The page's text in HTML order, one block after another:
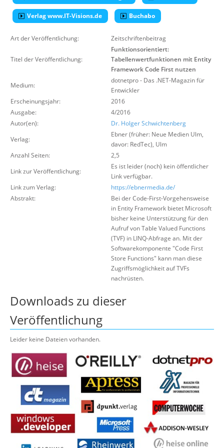
Über uns
Suche
Verlag www.IT-Visions.de Buchabo
Art der Veröffentlichung: Zeitschriftenbeitrag
Titel der Veröffentlichung:
Funktionsorientiert:
Tabellenwertfunktionen mit Entity
Framework Code First nutzen
Medium:
dotnetpro - Das .NET-Magazin für
Entwickler
Erscheinungsjahr:
2016
Ausgabe:
4/2016
Autor(en):
Dr. Holger Schwichtenberg
Verlag:
Ebner (früher: Neue Medien Ulm,
davor: RedTec), Ulm
Anzahl Seiten:
2,5
Link zur Veröffentlichung:
Es ist leider (noch) kein öffentlicher
Link verfügbar.
Link zum Verlag:
https://ebnermedia.de/
Abstrakt:
Bei der Code-First-Vorgehensweise
in Entity Framework bietet Microsoft
bisher keine Unterstützung für den
Aufruf von Table Valued Functions
(TVF) in LINQ-Abfrage an. Mit der
Softwarekomponente "Code First
Store Functions" kann man diese
Zugriffsmöglichkeit auf TVFs
nachrüsten.
Downloads zu dieser
Veröffentlichung
Leider keine Dateien vorhanden.